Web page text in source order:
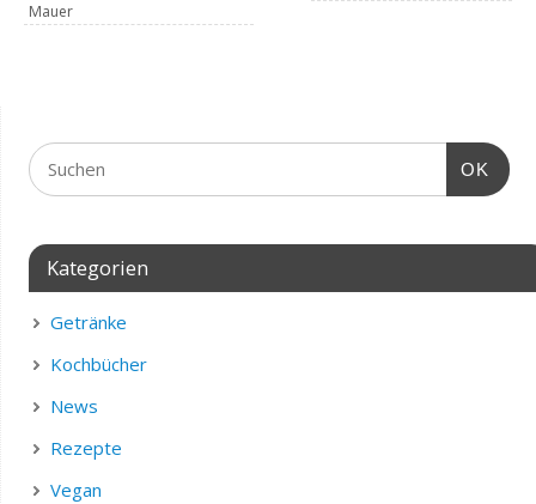
Mauer
OK
Kategorien
Getränke
Kochbücher
News
Rezepte
Vegan